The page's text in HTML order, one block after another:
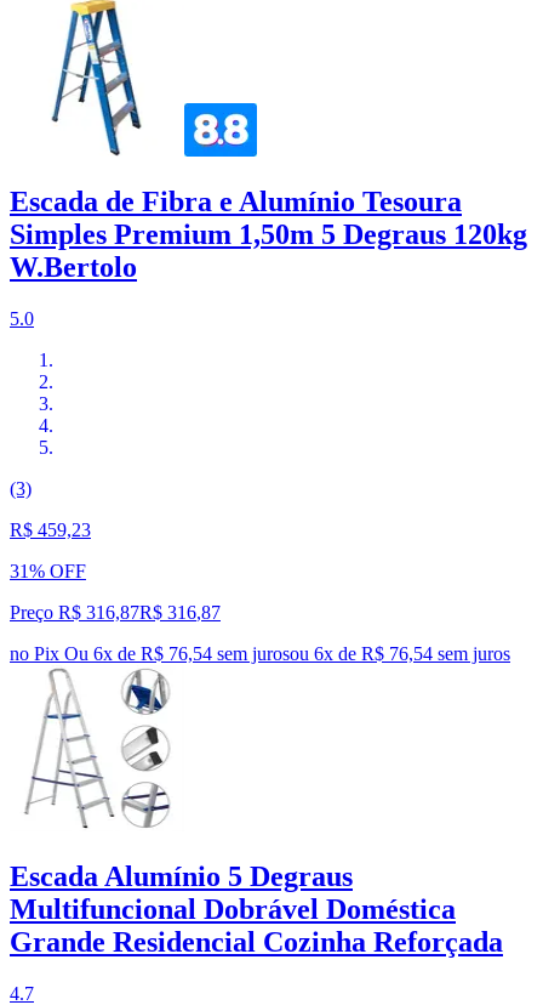
Escada de Fibra e Alumínio Tesoura
Simples Premium 1,50m 5 Degraus 120kg
W.Bertolo
5.0
(3)
R$ 459,23
31% OFF
Preço R$ 316,87R$ 316,87
no Pix Ou 6x de R$ 76,54 sem jurosou 6x de R$ 76,54 sem juros
Escada Alumínio 5 Degraus
Multifuncional Dobrável Doméstica
Grande Residencial Cozinha Reforçada
4.7